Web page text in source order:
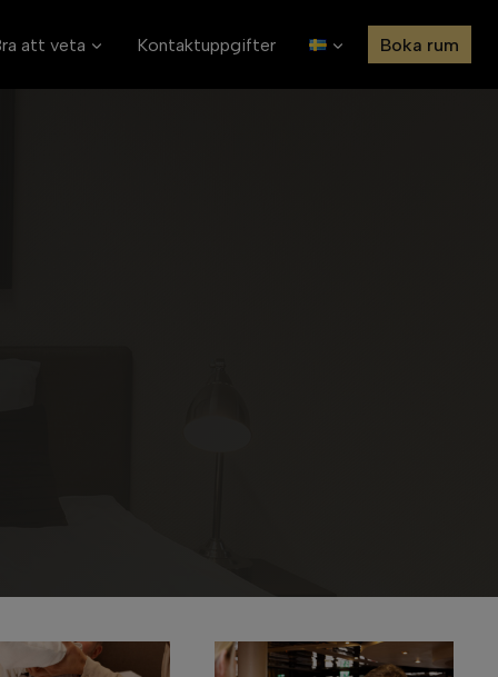
att veta Kontaktuppgifter Boka rum